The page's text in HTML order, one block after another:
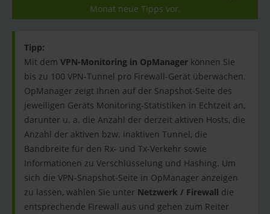
Monat neue Tipps vor.
Tipp:
Mit dem VPN-Monitoring in OpManager können Sie
bis zu 100 VPN-Tunnel pro Firewall-Gerät überwachen.
OpManager zeigt Ihnen auf der Snapshot-Seite des
jeweiligen Geräts Monitoring-Statistiken in Echtzeit an,
darunter u. a. die Anzahl der derzeit aktiven Hosts, die
Anzahl der aktiven bzw. inaktiven Tunnel, die
Bandbreite für den Rx- und Tx-Verkehr sowie
Informationen zu Verschlüsselung und Hashing. Um
sich die VPN-Snapshot-Seite in OpManager anzeigen
zu lassen, wählen Sie unter Netzwerk / Firewall die
entsprechende Firewall aus und gehen zum Reiter